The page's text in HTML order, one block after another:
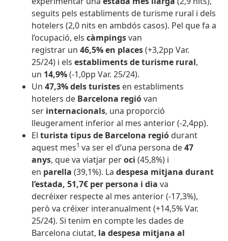
seguits pels establiments de turisme rural i dels
hotelers (2,0 nits en ambdós casos). Pel que fa a
l’ocupació, elscàmpingsvan
registrar un 46,5% en places(+3,2pp Var.
25/24) i els establiments de turisme rural,
un 14,9%(-1,0pp Var. 25/24).
Un47,3% dels turistes en establiments
hotelers de Barcelona regióvan
ser internacionals, una proporció
lleugerament inferior al mes anterior (-2,4pp).
Elturista tipus de Barcelona regió durant
aquest mes1va ser el d’una persona de47
anys, que va viatjar peroci(45,8%) i
en parella (39,1%). Ladespesa mitjana durant
l’estada, 51,7€ per persona i dia va
decréixer respecte al mes anterior (-17,3%),
però va créixer interanualment (+14,5% Var.
25/24). Si tenim en compte les dades de
Barcelona ciutat, la despesa mitjana al